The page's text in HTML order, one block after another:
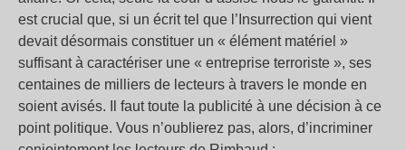
est crucial que, si un écrit tel que l’Insurrection qui vient
devait désormais constituer un « élément matériel »
suffisant à caractériser une « entreprise terroriste », ses
centaines de milliers de lecteurs à travers le monde en
soient avisés. Il faut toute la publicité à une décision à ce
point politique. Vous n’oublierez pas, alors, d’incriminer